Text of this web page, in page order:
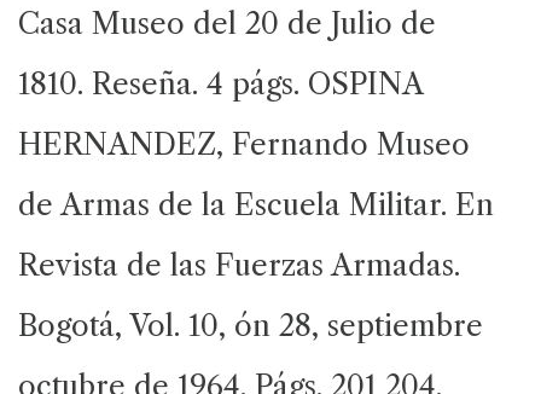
Casa Museo del 20 de Julio de
1810. Reseña. 4 págs. OSPINA
HERNANDEZ, Fernando Museo
de Armas de la Escuela Militar. En
Revista de las Fuerzas Armadas.
Bogotá, Vol. 10, ón 28, septiembre
octubre de 1964. Págs. 201 204.